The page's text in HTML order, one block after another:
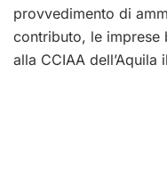
provvedimento di
contributo, le imprese
alla CCIAA